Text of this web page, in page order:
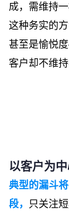
成，需维持
这种务实的
甚至是愉悦
客户却不维持
以客户为
典型的漏斗
段，
只关注